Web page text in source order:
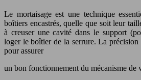
Le mortaisage est une technique
boîtiers encastrés, quelle que soit leur
à creuser une cavité dans le support
loger le boîtier de la serrure. La précision
pour assurer
un bon fonctionnement du mécanisme de